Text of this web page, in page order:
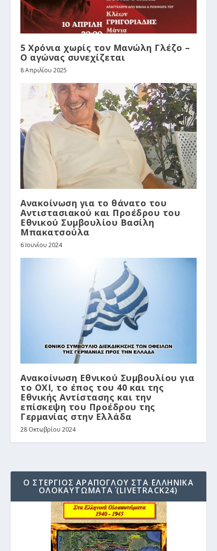
5 Χρόνια χωρίς τον Μανώλη Γλέζο –
Ο αγώνας συνεχίζεται
8 Απριλίου 2025
Ανακοίνωση για το θάνατο του
Αντιστασιακού και Προέδρου του
Εθνικού Συμβουλίου Βασίλη
Μπακατσούλα
6 Ιουνίου 2024
Ανακοίνωση Εθνικού Συμβουλίου για
το ΟΧΙ, το έπος του 40 και της
Εθνικής Αντίστασης και την
επίσκεψη του Προέδρου της
Γερμανίας στην Ελλάδα
28 Οκτωβρίου 2024
Ο ΣΤΈΡΓΙΟΣ ΑΡΆΠΟΓΛΟΥ ΣΤΑ ΄ΕΛΛΗΝΙΚΆ
ΟΛΟΚΑΥΤΏΜΑΤΑ΄ (LIVETRACK24)